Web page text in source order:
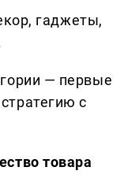
гаджеты,
— первые
с
товара